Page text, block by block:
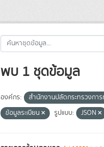
พบ 1 ชุดข้อมูล
องค์กร: สำนักงานปลัดกระทรวงการ
ข้อมูลระเบียน
รูปแบบ: JSON